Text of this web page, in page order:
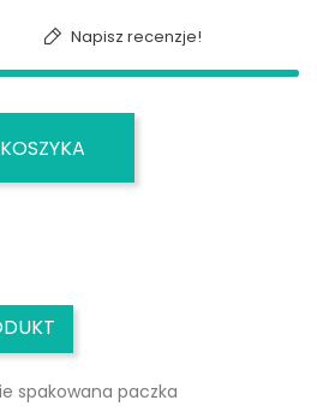
Napisz recenzje!
spakowana paczka